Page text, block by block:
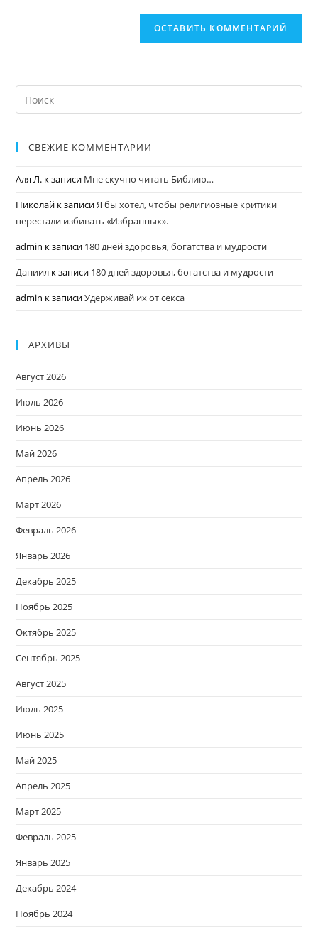
СВЕЖИЕ КОММЕНТАРИИ
Аля Л. к записи Мне скучно читать Библию…
Николай к записиЯ бы хотел, чтобы религиозные критики
перестали избивать «Избранных».
admin к записи 180 дней здоровья, богатства и мудрости
Даниил к записи 180 дней здоровья, богатства и мудрости
admin к записиУдерживай их от секса
АРХИВЫ
Август 2026
Июль 2026
Июнь 2026
Май 2026
Апрель 2026
Март 2026
Февраль 2026
Январь 2026
Декабрь 2025
Ноябрь 2025
Октябрь 2025
Сентябрь 2025
Август 2025
Июль 2025
Июнь 2025
Май 2025
Апрель 2025
Март 2025
Февраль 2025
Январь 2025
Декабрь 2024
Ноябрь 2024